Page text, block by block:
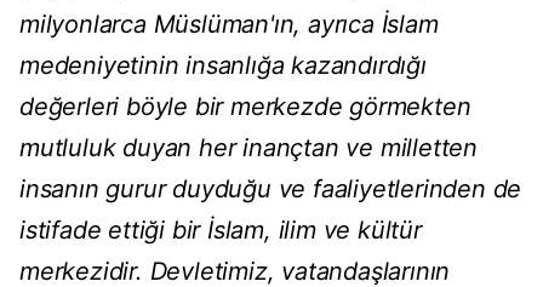
milyonlarca Müslüman'ın, ayrıca İslam
medeniyetinin insanlığa kazandırdığı
değerleri böyle bir merkezde görmekten
mutluluk duyan her inançtan ve milletten
insanın gurur duyduğu ve faaliyetlerinden de
istifade ettiği bir İslam, ilim ve kültür
merkezidir. Devletimiz, vatandaşlarının